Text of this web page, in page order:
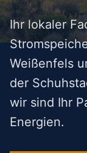
Ihr lokaler
Weißenfels
der
wir sind Ihr
Energien.